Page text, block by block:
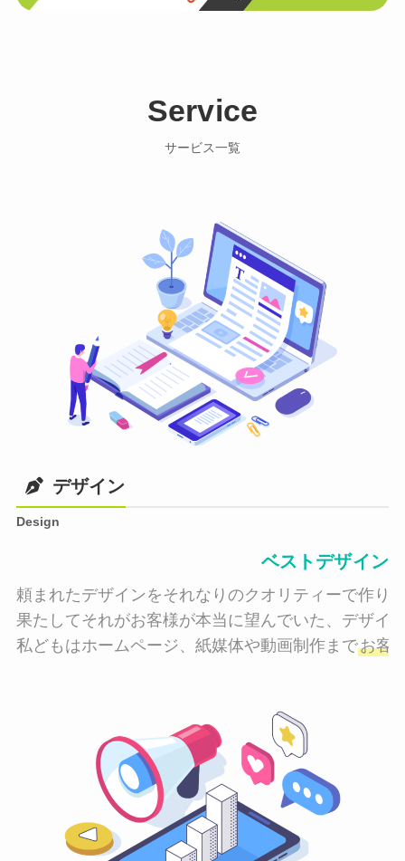
Service
サービス一覧
デザイン
Design
ベストデザイン
頼まれたデザインをそれなりのクオリティーで作り
果たしてそれがお客様が本当に望んでいた、デザイ
私どもはホームページ、紙媒体や動画制作までお客